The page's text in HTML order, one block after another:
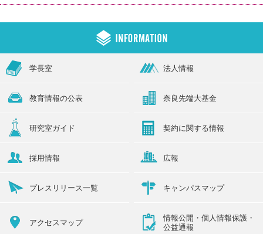
学長室 法人情報
教育情報の公表 奈良先端大基金
研究室ガイド 契約に関する情報
採用情報 広報
プレスリリース一覧 キャンパスマップ
アクセスマップ
情報公開・個人情報保護・
公益通報